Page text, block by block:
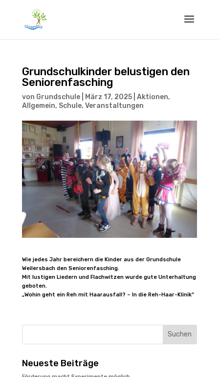
Grundschulkinder belustigen den
Seniorenfasching
von Grundschule| März 17, 2025| Aktionen,
Allgemein, Schule, Veranstaltungen
Wie jedes Jahr bereichern die Kinder aus der Grundschule
Weilersbach den Seniorenfasching.
Mit lustigen Liedern und Flachwitzen wurde gute Unterhaltung
geboten.
„Wohin geht ein Reh mit Haarausfall? – In die Reh-Haar-Klinik“
Suchen
Neueste Beiträge